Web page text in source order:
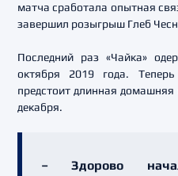
матча сработала опытная
завершил розыгрыш Глеб
Последний раз «Чайка»
октября 2019 года.
предстоит длинная
декабря.
– Здорово